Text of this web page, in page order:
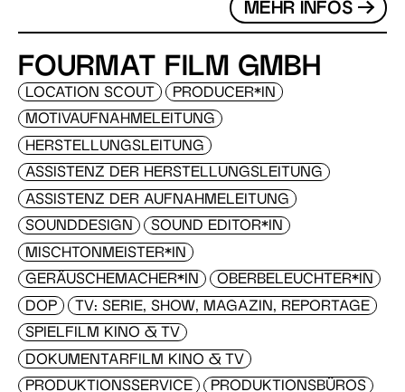
MEHR INFOS
FOURMAT FILM GMBH
LOCATION SCOUT
PRODUCER*IN
MOTIVAUFNAHMELEITUNG
HERSTELLUNGSLEITUNG
ASSISTENZ DER HERSTELLUNGSLEITUNG
ASSISTENZ DER AUFNAHMELEITUNG
SOUNDDESIGN
SOUND EDITOR*IN
MISCHTONMEISTER*IN
GERÄUSCHEMACHER*IN
OBERBELEUCHTER*IN
DOP
TV: SERIE, SHOW, MAGAZIN, REPORTAGE
SPIELFILM KINO & TV
DOKUMENTARFILM KINO & TV
PRODUKTIONSSERVICE
PRODUKTIONSBÜROS